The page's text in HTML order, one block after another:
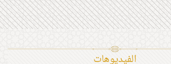
الفیدیوهات